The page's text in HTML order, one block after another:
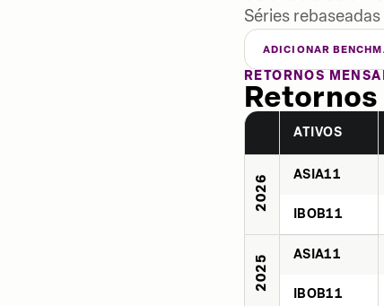
Séries
ADICIONAR
RETORNOS
ATIVOS
2026 ASIA11
IBOB11
2025 ASIA11
IBOB11